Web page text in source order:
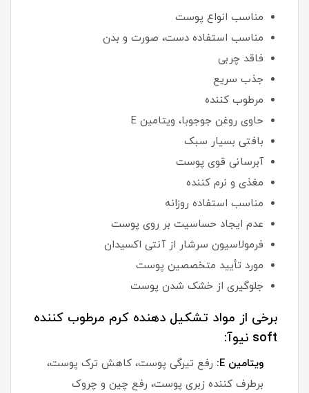
مناسب انواع پوست
مناسب استفاده دست، صورت و بدن
فاقد چربی
جذب سریع
مرطوب کننده
حاوی روغن جوجوبا، ویتامین E
بافتی بسیار سبک
آبرسانی قوی پوست
مغذی و نرم کننده
مناسب استفاده روزانه
عدم ایجاد حساسیت بر روی پوست
فرمولاسیون سرشار از آنتی اکسیدان
مورد تأیید متخصصین پوست
جلوگیری از خشک شدن پوست
برخی از مواد تشکیل دهنده کرم مرطوب کننده
soft نیوآ:
ویتامین E:
رفع تیرگی پوست، کاهش ترک پوست،
برطرف کننده زبری پوست، رفع چین و چروک